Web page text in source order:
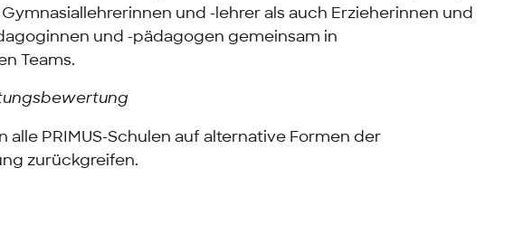
und -lehrer als auch Erzieherinnen und
und -pädagogen gemeinsam in
Teams.
alle PRIMUS-Schulen auf alternative Formen der
zurückgreifen.